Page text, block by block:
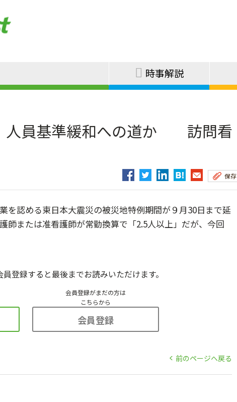
時事解説
人員基準緩和への道か 訪問看
保存
認める東日本大震災の被災地特例期間が９月30日まで延
師または准看護師が常勤換算で「2.5人以上」だが、今回
登録すると最後までお読みいただけます。
会員登録がまだの方は
こちらから
会員登録
前のページへ戻る